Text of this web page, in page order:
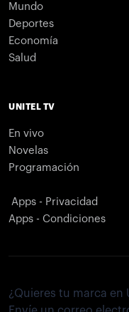
Mundo
Deportes
Economía
Salud
UNITEL TV
En vivo
Novelas
Programación
Apps - Privacidad
Apps - Condiciones
¿Quieres tu marca en